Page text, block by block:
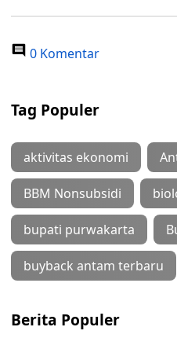
0 Komentar
Tag Populer
aktivitas ekonomi
BBM Nonsubsidi
bupati purwakarta
buyback antam terbaru
Berita Populer